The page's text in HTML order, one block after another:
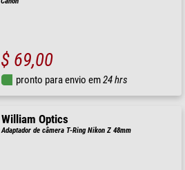
$ 69,00
pronto para envio em24 hrs
William Optics
Adaptador de câmera T-Ring Nikon Z 48mm